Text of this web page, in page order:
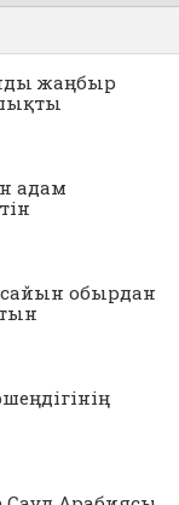
жаңбыр
адам
сайын обырдан